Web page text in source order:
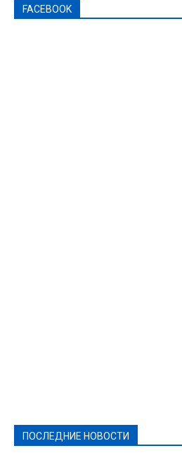
FACEBOOK
ПОСЛЕДНИЕ НОВОСТИ